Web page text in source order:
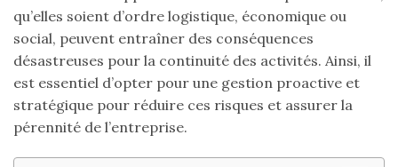
qu’elles soient d’ordre logistique, économique ou
social, peuvent entraîner des conséquences
désastreuses pour la continuité des activités. Ainsi, il
est essentiel d’opter pour une gestion proactive et
stratégique pour réduire ces risques et assurer la
pérennité de l’entreprise.